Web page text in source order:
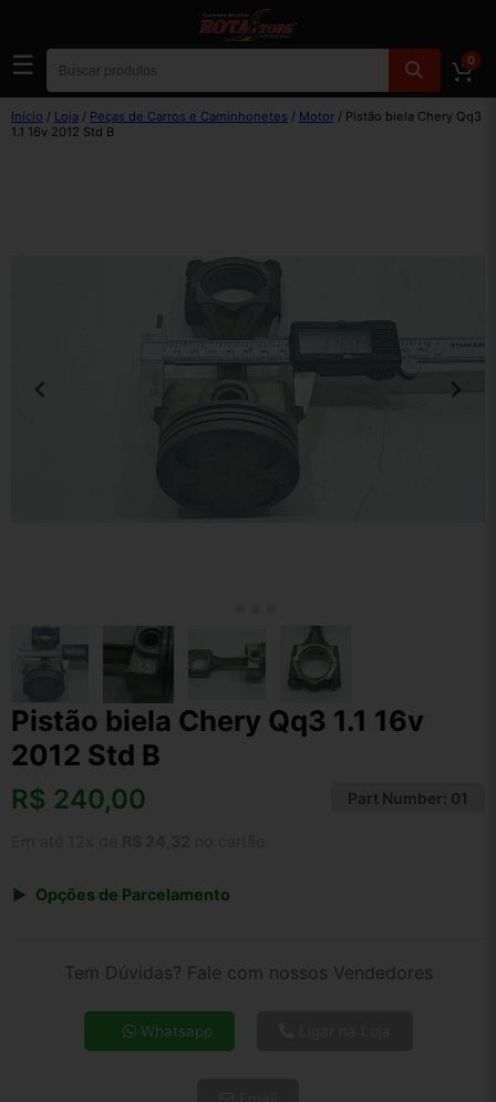
☰ 0
Início / Loja / Peças de Carros e Caminhonetes / Motor / Pistão biela Chery Qq3
1.1 16v 2012 Std B
Pistão biela Chery Qq3 1.1 16v
2012 Std B
R$ 240,00 Part Number: 01
Opções de Parcelamento
4x de R$ 66,52
5x de R$ 53,91
Tem Dúvidas? Fale com nossos Vendedores
Whatsapp